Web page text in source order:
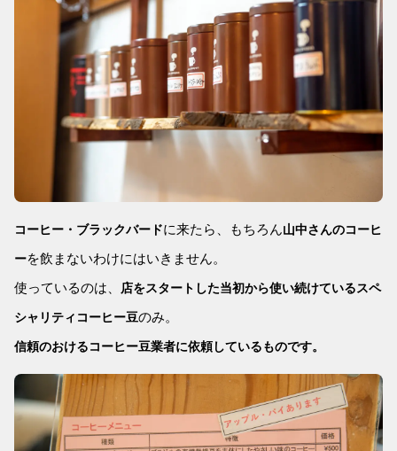
コーヒー・ブラックバードに来たら、もちろん山中さんのコーヒ
ーを飲まないわけにはいきません。
使っているのは、
店をスタートした当初から使い続けているスペ
シャリティコーヒー豆のみ。
信頼のおけるコーヒー豆業者に依頼しているものです。